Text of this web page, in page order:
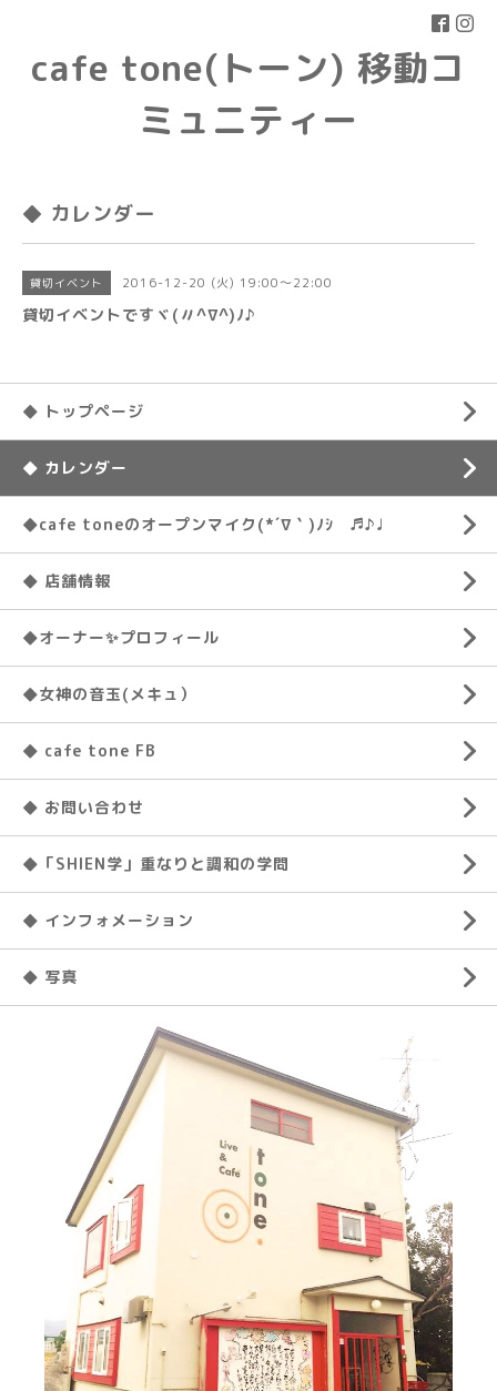
cafe tone(トーン) 移動コ
ミュニティー
◆ カレンダー
貸切イベント 2016-12-20 (火) 19:00～22:00
貸切イベントですヾ(〃^∇^)ﾉ♪
◆ トップページ
◆ カレンダー
◆cafe toneのオープンマイク(*´∇｀)ﾉｼ ♬♪♩
◆ 店舗情報
◆オーナー✨プロフィール
◆女神の音玉(メキュ）
◆ cafe tone FB
◆ お問い合わせ
◆「SHIEN学」重なりと調和の学問
◆ インフォメーション
◆ 写真